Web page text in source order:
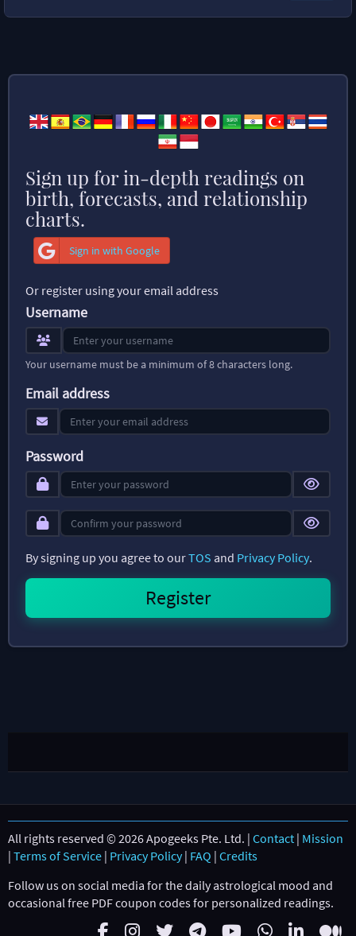
Sign up for in-depth readings on
birth, forecasts, and relationship
charts.
Sign in with Google
Or register using your email address
Username
Your username must be a minimum of 8 characters long.
Email address
Password
By signing up you agree to ourTOS and Privacy Policy.
All rights reserved © 2026 Apogeeks Pte. Ltd. | Contact | Mission
| Terms of Service | Privacy Policy| FAQ | Credits
Follow us on social media for the daily astrological mood and
occasional free PDF coupon codes for personalized readings.